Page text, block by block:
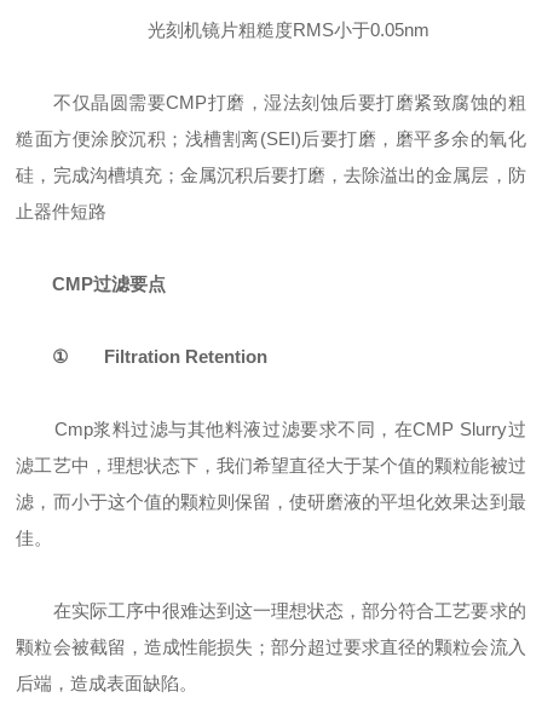
光刻机镜片粗糙度RMS小于0.05nm
不仅晶圆需要CMP打磨，湿法刻蚀后要打磨紧致腐蚀的粗
糙面方便涂胶沉积；浅槽割离(SEI)后要打磨，磨平多余的氧化
硅，完成沟槽填充；金属沉积后要打磨，去除溢出的金属层，防
止器件短路
CMP过滤要点
① Filtration Retention
Cmp浆料过滤与其他料液过滤要求不同，在CMP Slurry过
滤工艺中，理想状态下，我们希望直径大于某个值的颗粒能被过
滤，而小于这个值的颗粒则保留，使研磨液的平坦化效果达到最
佳。
在实际工序中很难达到这一理想状态，部分符合工艺要求的
颗粒会被截留，造成性能损失；部分超过要求直径的颗粒会流入
后端，造成表面缺陷。